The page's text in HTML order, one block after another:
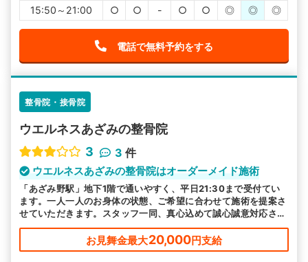
15:50～21:00
○ ○ - ○ ○ ◎ ◎ ◎
電話で無料予約をする
整骨院・接骨院
ウエルネスあざみの整骨院
3
3 件
ウエルネスあざみの整骨院はオーダーメイド施術
「あざみ野駅」地下1階で通いやすく、平日21:30まで受付てい
ます。一人一人のお身体の状態、ご希望に合わせて施術を提案さ
せていただきます。スタッフ一同、真心込めて誠心誠意対応させ
ていただきますのでお気軽にお越しください。
お見舞金最大20,000円支給